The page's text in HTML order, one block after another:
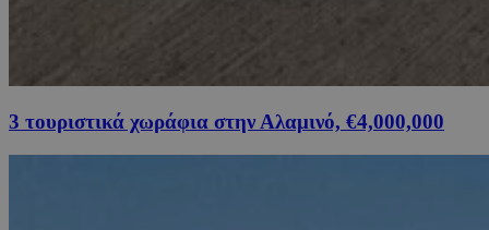
3 τουριστικά χωράφια στην Αλαμινό, €4,000,000